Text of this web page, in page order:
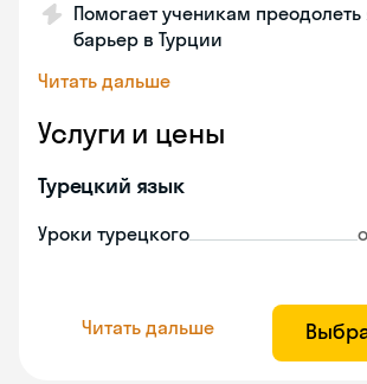
Помогает ученикам
барьер в Турции
Читать дальше
Услуги и цены
Турецкий язык
Уроки турецкого
Читать дальше